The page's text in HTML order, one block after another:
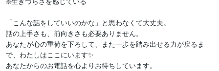
「こんな話をしていいのかな」と思わなくて大丈夫。
話の上手さも、前向きさも必要ありません。
あなたが心の重荷を下ろして、また一歩を踏み出せる力が戻るま
で、わたしはここにいます✨
あなたからのお電話を心よりお待ちしています。